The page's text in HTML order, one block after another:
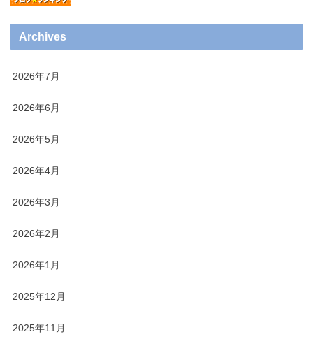
Archives
2026年7月
2026年6月
2026年5月
2026年4月
2026年3月
2026年2月
2026年1月
2025年12月
2025年11月